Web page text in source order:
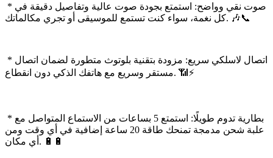
* صوت نقي وواضح: استمتع بجودة صوت عالية وتفاصيل دقيقة في
كل نغمة، سواء كنت تستمع للموسيقى أو تجري مكالماتك. 🎶📞
* اتصال لاسلكي سريع: مزودة بتقنية بلوتوث متطورة لضمان اتصال
مستقر وسريع مع هاتفك الذكي دون انقطاع. 📶⚡
* بطارية تدوم طويلًا: استمتع 5 بساعات من الاستماع المتواصل مع
علبة شحن مدمجة تمنحك طاقة 20 ساعة إضافية في أي وقت ومن
أي مكان. 🔋🔋